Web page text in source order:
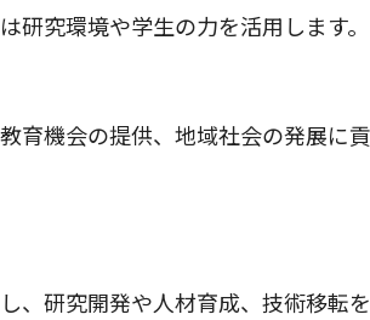
研究環境や学生の力を活用します
育機会の提供、地域社会の発展に
、研究開発や人材育成、技術移転